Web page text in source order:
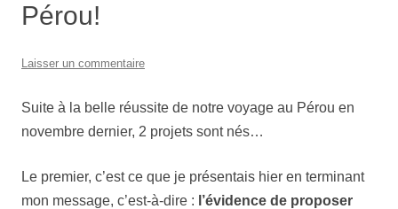
Pérou!
Laisser un commentaire
Suite à la belle réussite de notre voyage au Pérou en
novembre dernier, 2 projets sont nés…
Le premier, c’est ce que je présentais hier en terminant
mon message, c’est-à-dire : l’évidence de proposer